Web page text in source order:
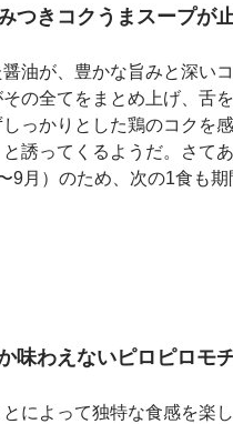
つきコクうまスープが
油が、豊かな旨みと深い
の全てをまとめ上げ、舌
しっかりとした鶏のコクを
と誘ってくるようだ。さて
9月）のため、次の1食も
味わえないピロピロモ
によって独特な食感を楽